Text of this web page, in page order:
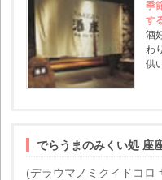
季
す
酒
わ
供
でらうまのみくい処 座
(デラウマノミクイドコロ